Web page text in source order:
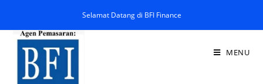
Selamat Datang di BFI Finance
MENU